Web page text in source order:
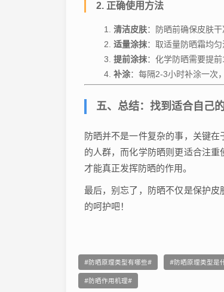
2. 正确使用方法
清洁皮肤：防晒前确保皮肤干
适量涂抹：取适量防晒霜均匀
提前涂抹：化学防晒需要提前
补涂：每隔2-3小时补涂一次
五、总结：找到适合自己
防晒并不是一件复杂的事，关键
的人群，而化学防晒则更适合注重
才能真正发挥防晒的作用。
最后，别忘了，防晒不仅是保护
的呵护吧！
防晒原理类型有哪些 防晒原理类型是
防晒作用机理